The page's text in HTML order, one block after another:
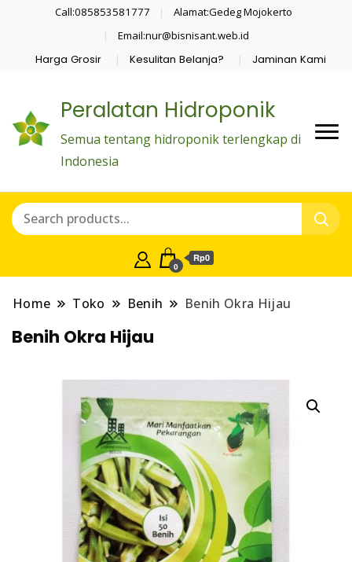
Call:085853581777
Alamat:Gedeg Mojokerto
Email:nur@bisnisant.web.id
Harga Grosir Kesulitan Belanja? Jaminan Kami
Peralatan Hidroponik
Semua tentang hidroponik terlengkap di
Indonesia
0
Rp0
Home Toko Benih Benih Okra Hijau
Benih Okra Hijau